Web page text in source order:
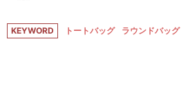
KEYWORD トートバッグ ラウンドバッグ